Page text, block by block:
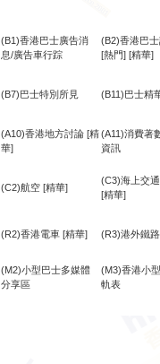
(B1)香港巴士廣告消
息/廣告車行踪
(B2)香港巴
[熱門] [精華]
(B7)巴士特別所見 (B11)巴士精
(A10)香港地方討論 [精
華]
(A11)消費著
資訊
(C2)航空 [精華]
(C3)海上交
[精華]
(R2)香港電車 [精華] (R3)港外鐵路
(M2)小型巴士多媒體
分享區
(M3)香港小
軌表